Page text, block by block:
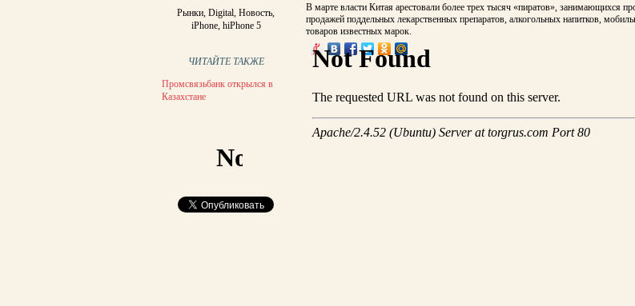
Рынки, Digital, Новость,
iPhone, hiPhone 5
ЧИТАЙТЕ ТАКЖЕ
Промсвязьбанк открылся в
Казахстане
В марте власти Китая арестовали более трех тысяч «пиратов», занимающихся
продажей поддельных лекарственных препаратов, алкогольных напитков,
товаров известных марок.